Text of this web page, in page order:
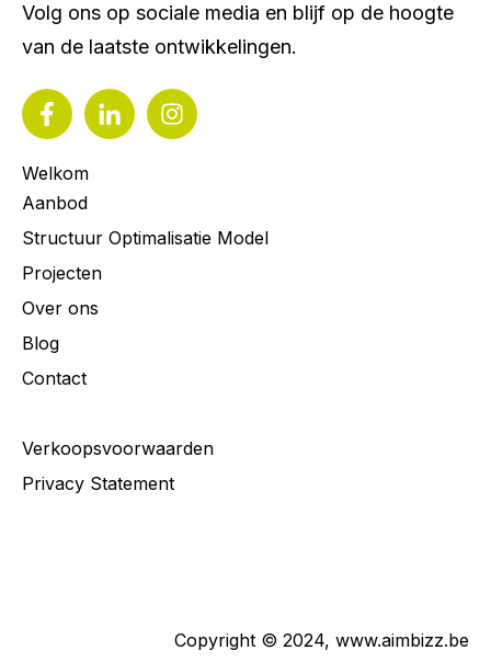
Volg ons op sociale media en blijf op de hoogte
van de laatste ontwikkelingen.
Welkom
Aanbod
Structuur Optimalisatie Model
Projecten
Over ons
Blog
Contact
Verkoopsvoorwaarden
Privacy Statement
Copyright © 2024, www.aimbizz.be